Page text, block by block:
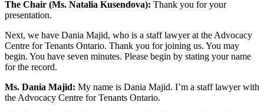
The Chair (Ms. Natalia Kusendova): Thank you for your
presentation.
Next, we have Dania Majid, who is a staff lawyer at the Advocacy
Centre for Tenants Ontario. Thank you for joining us. You may
begin. You have seven minutes. Please begin by stating your name
for the record.
Ms. Dania Majid: My name is Dania Majid. I’m a staff lawyer with
the Advocacy Centre for Tenants Ontario.